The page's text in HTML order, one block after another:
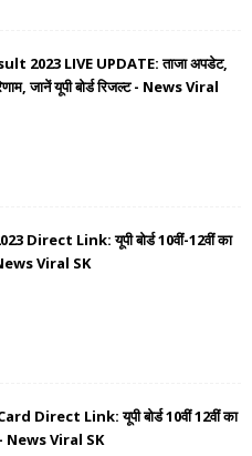
2023 LIVE UPDATE: ताजा अपडेट,
जानें यूपी बोर्ड रिजल्ट - News Viral
Direct Link: यूपी बोर्ड 10वीं-12वीं का
News Viral SK
Direct Link: यूपी बोर्ड 10वीं 12वीं का
- News Viral SK